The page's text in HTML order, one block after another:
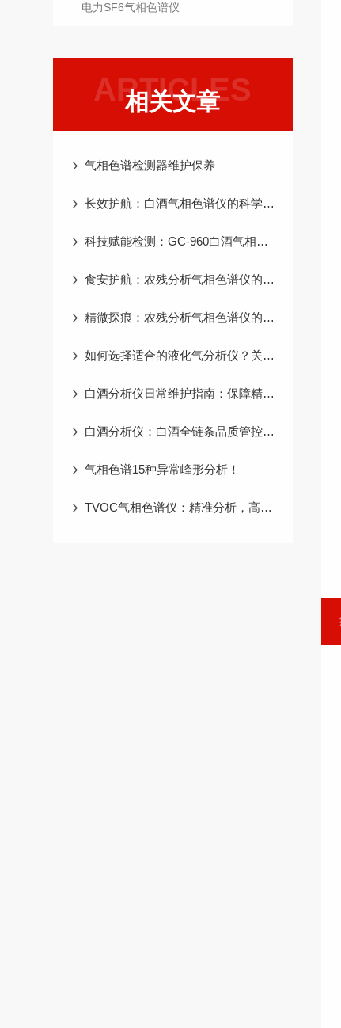
电力SF6气相色谱仪
ARTICLES
相关文章
气相色谱检测器维护保养
长效护航：白酒气相色谱仪的科学保养工作指南
科技赋能检测：GC-960白酒气相色谱仪的核心产品优势
食安护航：农残分析气相色谱仪的核心使用目的
精微探痕：农残分析气相色谱仪的工作原理
如何选择适合的液化气分析仪？关键参数与选购指南
白酒分析仪日常维护指南：保障精准检测的长效关键
白酒分析仪：白酒全链条品质管控的精准“标尺”
气相色谱15种异常峰形分析！
TVOC气相色谱仪：精准分析，高效便捷的检测仪器